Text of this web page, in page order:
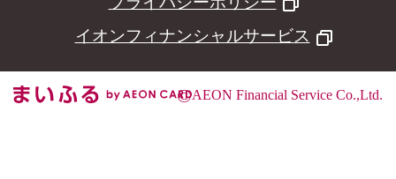
イオンフィナンシャルサービス
©AEON Financial Service Co.,Ltd.